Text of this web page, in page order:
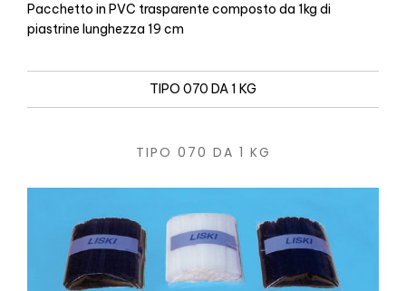
Pacchetto in PVC trasparente composto da 1kg di
piastrine lunghezza 19 cm
TIPO 070 DA 1 KG
TIPO 070 DA 1 KG